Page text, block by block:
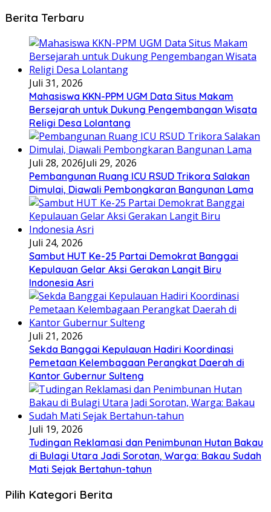
Berita Terbaru
Juli 31, 2026
Mahasiswa KKN-PPM UGM Data Situs Makam
Bersejarah untuk Dukung Pengembangan Wisata
Religi Desa Lolantang
Juli 28, 2026Juli 29, 2026
Pembangunan Ruang ICU RSUD Trikora Salakan
Dimulai, Diawali Pembongkaran Bangunan Lama
Juli 24, 2026
Sambut HUT Ke-25 Partai Demokrat Banggai
Kepulauan Gelar Aksi Gerakan Langit Biru
Indonesia Asri
Juli 21, 2026
Sekda Banggai Kepulauan Hadiri Koordinasi
Pemetaan Kelembagaan Perangkat Daerah di
Kantor Gubernur Sulteng
Juli 19, 2026
Tudingan Reklamasi dan Penimbunan Hutan Bakau
di Bulagi Utara Jadi Sorotan, Warga: Bakau Sudah
Mati Sejak Bertahun-tahun
Pilih Kategori Berita